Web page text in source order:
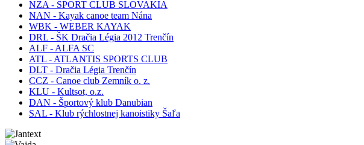
NZA - SPORT CLUB SLOVAKIA
NAN - Kayak canoe team Nána
WBK - WEBER KAYAK
DRL - ŠK Dračia Légia 2012 Trenčín
ALF - ALFA SC
ATL - ATLANTIS SPORTS CLUB
DLT - Dračia Légia Trenčín
CCZ - Canoe club Zemník o. z.
KLU - Kultsot, o.z.
DAN - Športový klub Danubian
SAL - Klub rýchlostnej kanoistiky Šaľa